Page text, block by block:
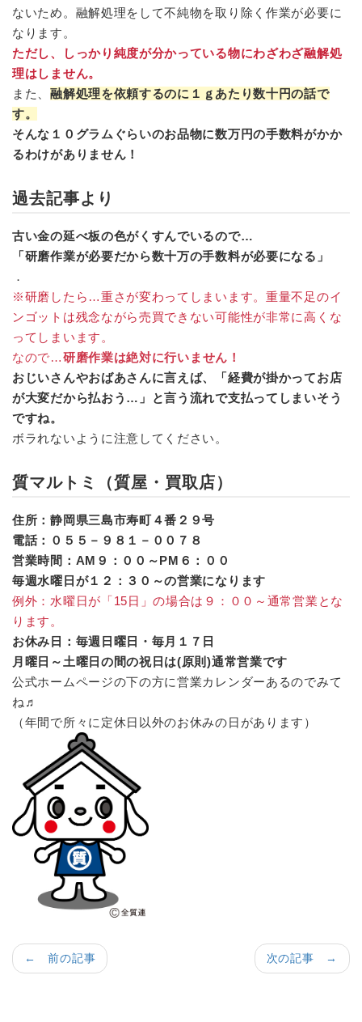
ないため。融解処理をして不純物を取り除く作業が必要に
なります。
ただし、しっかり純度が分かっている物にわざわざ融解処
理はしません。
また、融解処理を依頼するのに１ｇあたり数十円の話で
す。
そんな１０グラムぐらいのお品物に数万円の手数料がかか
るわけがありません！
過去記事より
古い金の延べ板の色がくすんでいるので…
「研磨作業が必要だから数十万の手数料が必要になる」
．
※研磨したら…重さが変わってしまいます。重量不足のイ
ンゴットは残念ながら売買できない可能性が非常に高くな
ってしまいます。
なので…研磨作業は絶対に行いません！
おじいさんやおばあさんに言えば、「経費が掛かってお店
が大変だから払おう…」と言う流れで支払ってしまいそう
ですね。
ボラれないように注意してください。
質マルトミ（質屋・買取店）
住所：静岡県三島市寿町４番２９号
電話：０５５－９８１－００７８
営業時間：AM９：００～PM６：００
毎週水曜日が１２：３０～の営業になります
例外：水曜日が「15日」の場合は９：００～通常営業とな
ります。
お休み日：毎週日曜日・毎月１７日
月曜日～土曜日の間の祝日は(原則)通常営業です
公式ホームページの下の方に営業カレンダーあるのでみて
ね♬
（年間で所々に定休日以外のお休みの日があります）
次の記事 →
← 前の記事